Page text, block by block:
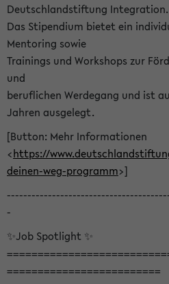
Deutschlandstiftung Integration.
Das Stipendium bietet ein
Mentoring sowie
Trainings und Workshops zur
und
beruflichen Werdegang und ist
Jahren ausgelegt.
[Button: Mehr Informationen
<https://
deinen-weg-programm>]
-
✨Job Spotlight ✨
=========================